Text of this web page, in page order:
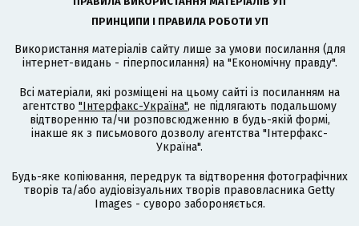
ПРИНЦИПИ І ПРАВИЛА РОБОТИ УП
Використання матеріалів сайту лише за умови посилання (для
інтернет-видань - гіперпосилання) на "Економічну правду".
Всі матеріали, які розміщені на цьому сайті із посиланням на
агентство "Інтерфакс-Україна", не підлягають подальшому
відтворенню та/чи розповсюдженню в будь-якій формі,
інакше як з письмового дозволу агентства "Інтерфакс-
Україна".
Будь-яке копіювання, передрук та відтворення фотографічних
творів та/або аудіовізуальних творів правовласника Getty
Images - суворо забороняється.